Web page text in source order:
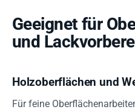
Geeignet für
und
Holzoberflächen und
Für feine